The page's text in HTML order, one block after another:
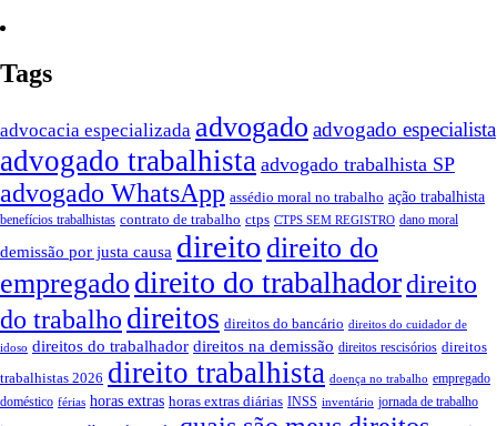
Tags
advocacia especializada advogado advogado especialista
advogado trabalhista advogado trabalhista SP
advogado WhatsApp assédio moral no trabalho ação trabalhista
benefícios trabalhistas contrato de trabalho ctps CTPS SEM REGISTRO dano moral
demissão por justa causa direito direito do
empregado direito do trabalhadordireito
do trabalho direitos direitos do bancário direitos do cuidador de
idoso direitos do trabalhador direitos na demissão direitos rescisórios direitos
trabalhistas 2026 direito trabalhista doença no trabalho empregado
doméstico férias horas extras horas extras diárias INSS inventário jornada de trabalho